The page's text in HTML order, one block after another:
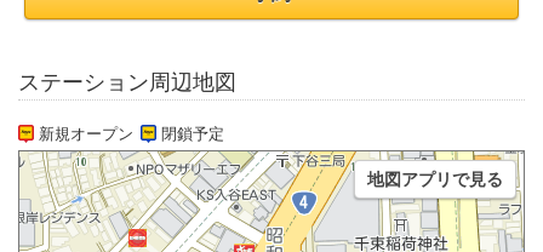
ステーション周辺地図
新規オープン 閉鎖予定
地図アプリで見る